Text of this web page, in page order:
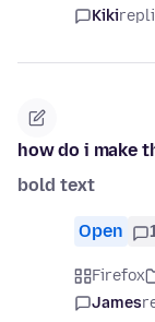
Kiki
how do i make
bold text
Open
Firefox
James